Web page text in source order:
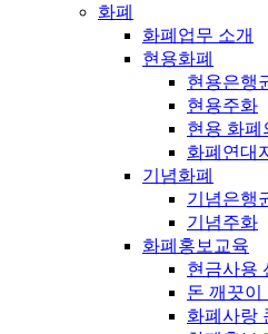
화폐
화폐업무 소개
현용화폐
현용은행
현용주화
현용 화폐
화폐연대
기념화폐
기념은행
기념주화
화폐홍보교육
현금사용
돈 깨끗이
화폐사랑